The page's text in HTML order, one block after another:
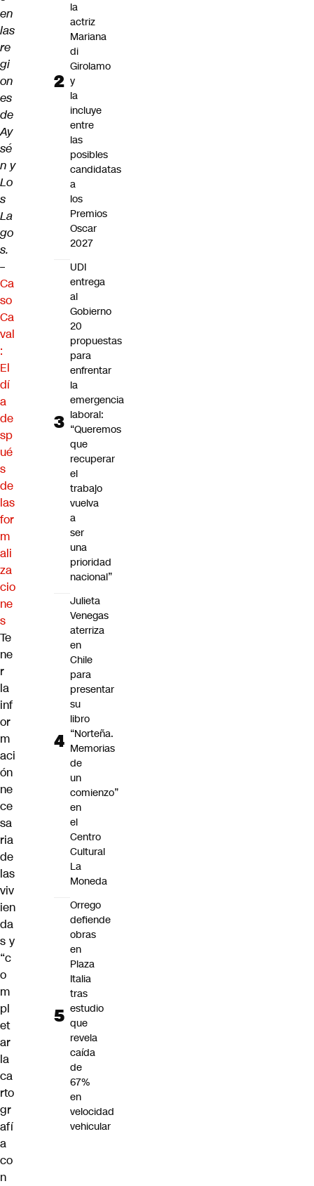
en
las
re
gi
on
es
de
Ay
sé
n y
Lo
s
La
go
s.
–
Ca
so
Ca
val
:
El
dí
a
de
sp
ué
s
de
las
for
m
ali
za
cio
ne
s
Te
ne
r
la
inf
or
m
aci
ón
ne
ce
sa
ria
de
las
viv
ien
da
s y
“c
o
m
pl
et
ar
la
ca
rto
gr
afí
a
co
n
la
actriz
Mariana
di
Girolamo
y
la
incluye
entre
las
posibles
candidatas
a
los
Premios
Oscar
2027
UDI
entrega
al
Gobierno
20
propuestas
para
enfrentar
la
emergencia
laboral:
“Queremos
que
recuperar
el
trabajo
vuelva
a
ser
una
prioridad
nacional”
Julieta
Venegas
aterriza
en
Chile
para
presentar
su
libro
“Norteña.
Memorias
de
un
comienzo”
en
el
Centro
Cultural
La
Moneda
Orrego
defiende
obras
en
Plaza
Italia
tras
estudio
que
revela
caída
de
67%
en
velocidad
vehicular